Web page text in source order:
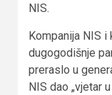
NIS.
Kompanija NIS i
dugogodišnje
preraslo u
NIS dao „vjetar